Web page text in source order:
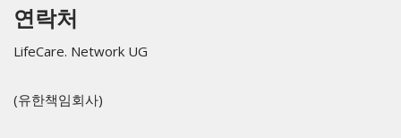
연락처
LifeCare. Network UG
(유한책임회사)